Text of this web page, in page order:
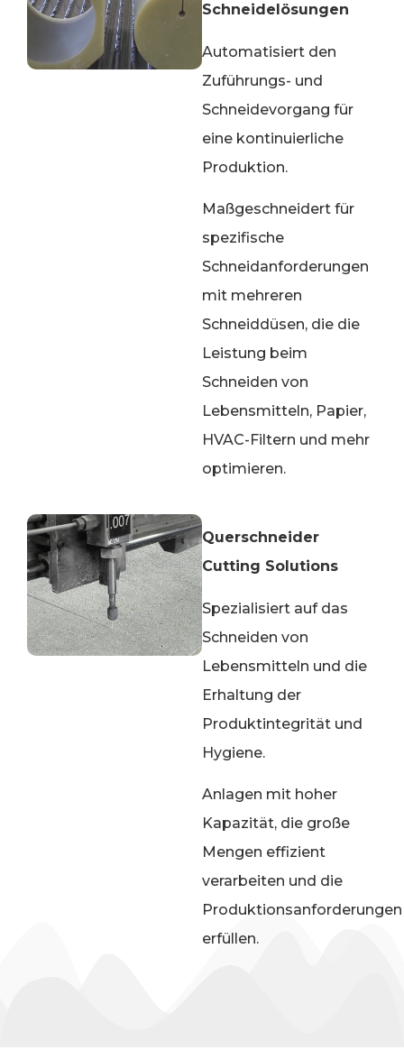
Schneidelösungen
Automatisiert den
Zuführungs- und
Schneidevorgang für
eine kontinuierliche
Produktion.
Maßgeschneidert für
spezifische
Schneidanforderungen
mit mehreren
Schneiddüsen, die die
Leistung beim
Schneiden von
Lebensmitteln, Papier,
HVAC-Filtern und mehr
optimieren.
Querschneider
Cutting Solutions
Spezialisiert auf das
Schneiden von
Lebensmitteln und die
Erhaltung der
Produktintegrität und
Hygiene.
Anlagen mit hoher
Kapazität, die große
Mengen effizient
verarbeiten und die
Produktionsanforderungen
erfüllen.